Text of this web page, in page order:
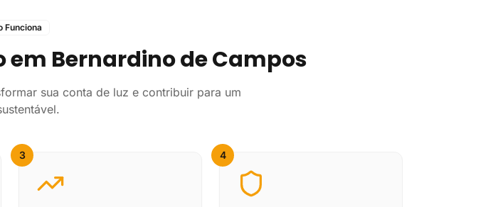
Funciona
em Bernardino de Campos
sua conta de luz e contribuir para um
3 4